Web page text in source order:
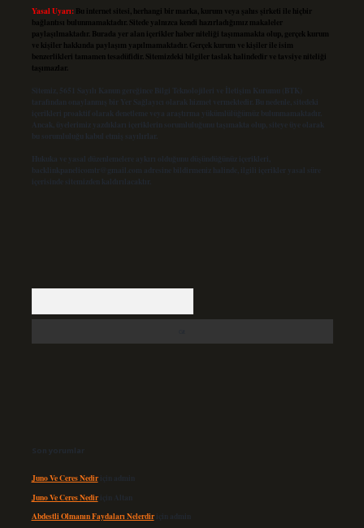
Yasal Uyarı: Bu internet sitesi, herhangi bir marka, kurum veya şahıs şirketi ile hiçbir
bağlantısı bulunmamaktadır. Sitede yalnızca kendi hazırladığımız makaleler
paylaşılmaktadır. Burada yer alan içerikler haber niteliği taşımamakta olup, gerçek kurum
ve kişiler hakkında paylaşım yapılmamaktadır. Gerçek kurum ve kişiler ile isim
benzerlikleri tamamen tesadüfidir. Sitemizdeki bilgiler taslak halindedir ve tavsiye niteliği
taşımazlar.
Sitemiz, 5651 Sayılı Kanun gereğince Bilgi Teknolojileri ve İletişim Kurumu (BTK)
tarafından onaylanmış bir Yer Sağlayıcı olarak hizmet vermektedir. Bu nedenle, sitedeki
içerikleri proaktif olarak denetleme veya araştırma yükümlülüğümüz bulunmamaktadır.
Ancak, üyelerimiz yazdıkları içeriklerin sorumluluğunu taşımakta olup, siteye üye olarak
bu sorumluluğu kabul etmiş sayılırlar.
Hukuka ve yasal düzenlemelere aykırı olduğunu düşündüğünüz içerikleri,
backlinkpanelicomtr@gmail.com adresine bildirmeniz halinde, ilgili içerikler yasal süre
içerisinde sitemizden kaldırılacaktır.
Son yorumlar
Juno Ve Ceres Nediriçin admin
Juno Ve Ceres Nediriçin Altan
Abdestli Olmanın Faydaları Nelerdiriçin admin